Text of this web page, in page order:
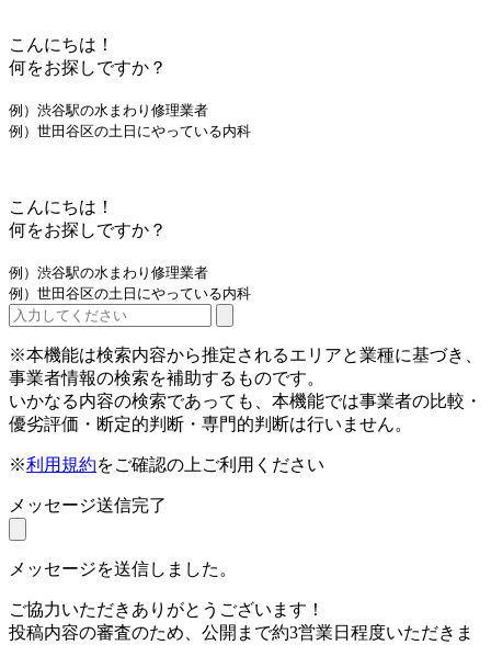
こんにちは！
何をお探しですか？
例）渋谷駅の水まわり修理業者
例）世田谷区の土日にやっている内科
こんにちは！
何をお探しですか？
例）渋谷駅の水まわり修理業者
例）世田谷区の土日にやっている内科
※本機能は検索内容から推定されるエリアと業種に基づき、
事業者情報の検索を補助するものです。
いかなる内容の検索であっても、本機能では事業者の比較・
優劣評価・断定的判断・専門的判断は行いません。
※利用規約をご確認の上ご利用ください
メッセージ送信完了
メッセージを送信しました。
ご協力いただきありがとうございます！
投稿内容の審査のため、公開まで約3営業日程度いただきま